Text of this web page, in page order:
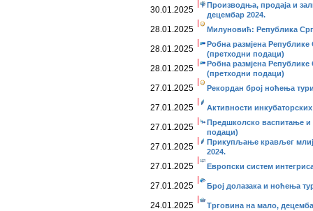
30.01.2025
Производња, продаја и
децембар 2024.
28.01.2025 Милуновић: Република
28.01.2025
Робна размјена
(претходни подаци)
28.01.2025
Робна размјена
(претходни подаци)
27.01.2025 Рекордан број ноћења
27.01.2025 Активности
27.01.2025
Предшколско васпитање и
подаци)
27.01.2025
Прикупљање крављег
2024.
27.01.2025 Европски систем
27.01.2025 Број долазака и ноћења
24.01.2025 Трговина на мало,